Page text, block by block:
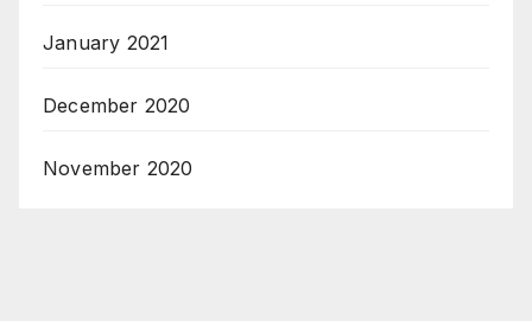
January 2021
December 2020
November 2020